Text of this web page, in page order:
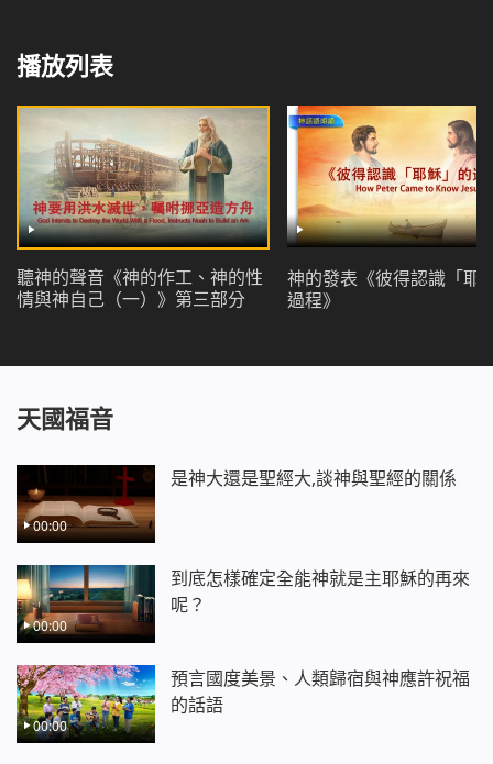
播放列表
聽神的聲音《神的作工、神的性
情與神自己（一）》第三部分
神的發表《彼得認識「耶
過程》
天國福音
00:00
是神大還是聖經大,談神與聖經的關係
00:00
到底怎樣確定全能神就是主耶穌的再來
呢？
00:00
預言國度美景、人類歸宿與神應許祝福
的話語